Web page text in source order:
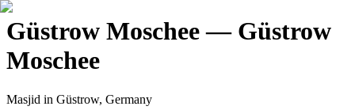
Güstrow Moschee— Güstrow
Moschee
Masjid in Güstrow, Germany